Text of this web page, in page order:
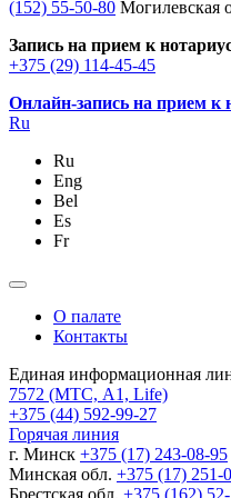
(152) 55-50-80 Могилевская
Запись на прием к
+375 (29) 114-45-45
Онлайн-запись на прием к
Ru
Ru
Eng
Bel
Es
Fr
О палате
Контакты
Единая информационная
7572 (МТС, A1, Life)
+375 (44) 592-99-27
Горячая линия
г. Минск +375 (17) 243-08-95
Минская обл. +375 (17) 251-
Брестская обл. +375 (162)